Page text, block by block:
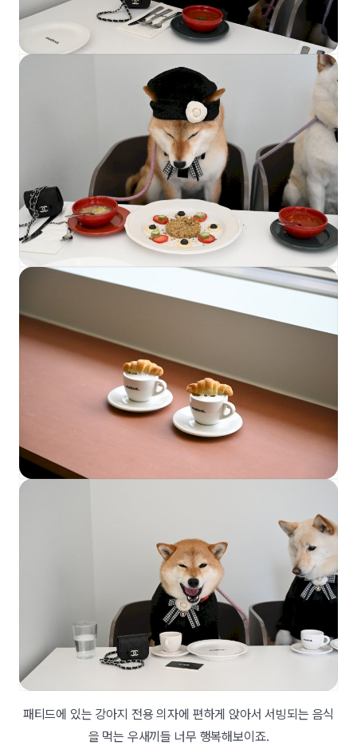
패티드에 있는 강아지 전용 의자에 편하게 앉아서 서빙되는 음식
을 먹는 우새끼들 너무 행복해보이죠.